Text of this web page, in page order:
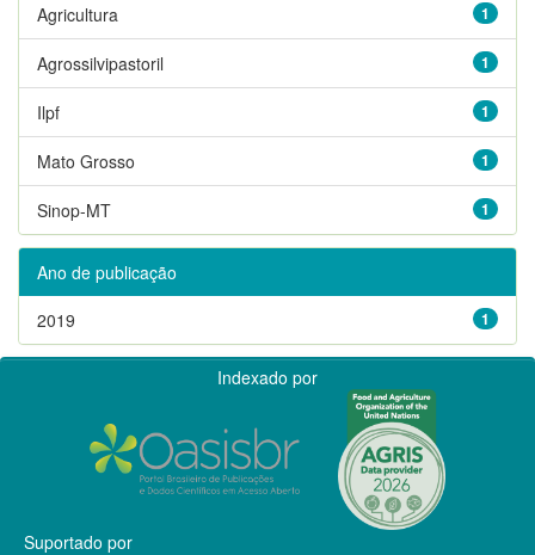
1
Agricultura
1
Agrossilvipastoril
1
Ilpf
1
Mato Grosso
1
Sinop-MT
Ano de publicação
1
2019
Indexado por
Suportado por